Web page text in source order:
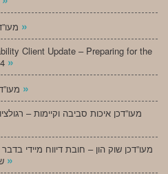
»
Client Update – Preparing for the
»
»
מעו”דכן איכות סביבה וקיימות –
מעו”דכן שוק הון – חובת דיווח מיידי
»